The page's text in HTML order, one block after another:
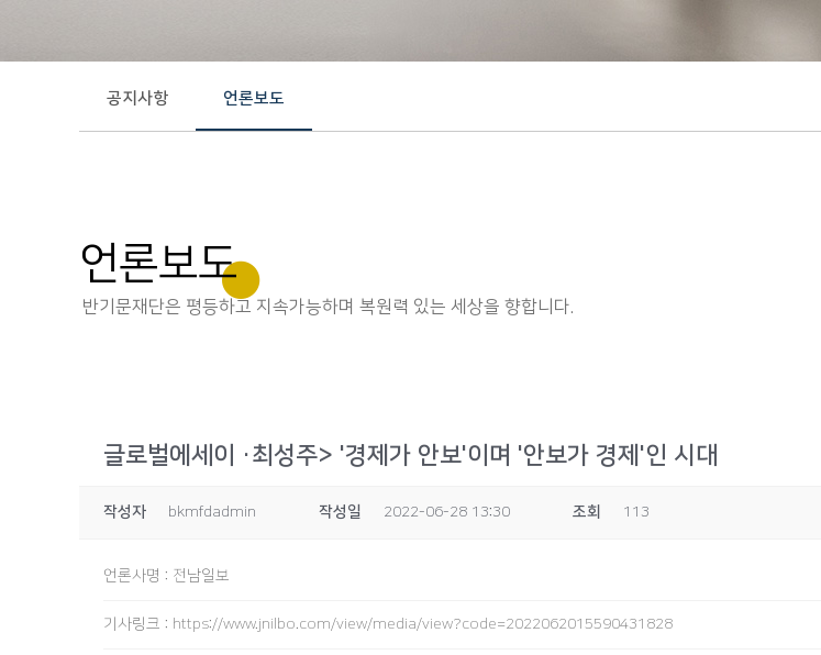
공지사항 언론보도
언론보도
반기문재단은 평등하고 지속가능하며 복원력 있는 세상을 향합니다.
글로벌에세이 ·최성주> '경제가 안보'이며 '안보가 경제'인 시대
작성자 bkmfdadmin 작성일 2022-06-28 13:30 조회 113
언론사명 : 전남일보
기사링크 : https://www.jnilbo.com/view/media/view?code=2022062015590431828